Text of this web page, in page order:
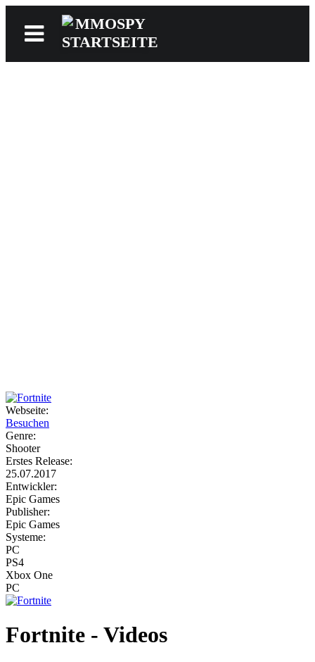
Webseite:
Besuchen
Genre:
Shooter
Erstes Release:
25.07.2017
Entwickler:
Epic Games
Publisher:
Epic Games
Systeme:
PC
PS4
Xbox One
PC
Fortnite - Videos